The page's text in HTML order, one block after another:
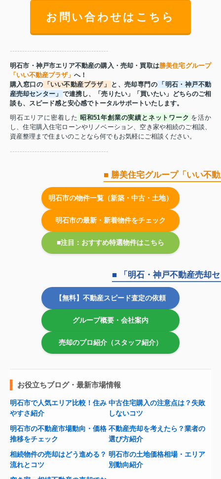
お問い合わせはこちら
----------------------------------------
明石市・神戸市エリア不動産の購入・売却・買取は勝美住宅グループ
「いい不動産プラザ」 へ！
購入窓口の 「いい不動産プラザ」 と、売却専門の 「明石・神戸不動
産売却センター」 で連携し、「売りたい」「買いたい」どちらのご相
談も、スピード感と安心感でトータルサポートいたします。
明石エリアに密着した 昭和51年創業の実績とネットワーク を活か
し、住宅購入住宅ローンやリノベーション、空き家や相続のご相談、
資産整理まで住まいのことなら何でもお気軽にご相談ください。
----------------------------------------
■ 勝美住宅グループ「いい不
明石市の物件一覧（新築・中古・土地）
明石市の最新・新着物件をチェック
■注目：おすすめ特選物件はこちら
■ 「明石・神戸不動産売却
【無料】不動産スピード査定の依頼
グループ概要・会社案内
売却のプロ紹介（スタッフ紹介）
お役立ちブログ・最新市場情報
明石市で人気エリア比較！住み
やすさ紹介
中古住宅購入の注意点は？失敗
しないコツ
明石市の不動産市場動向・価格
推移をチェック
不動産売却を考えたら？業者の
選び方紹介
相続物件の売却はどう進める？
流れとコツ
明石市の土地価格相場・エリア
別動向紹介